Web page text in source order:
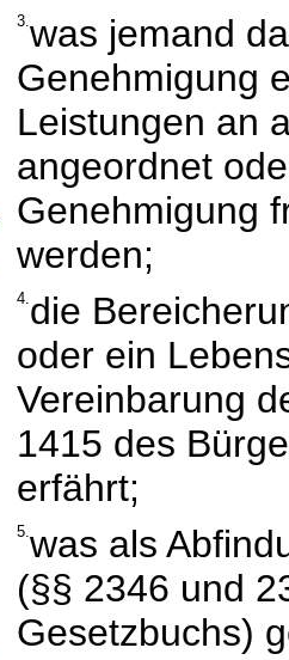
3.was jemand
Genehmigung
Leistungen an
angeordnet
Genehmigung
werden;
4.die
oder ein
Vereinbarung
1415 des
erfährt;
5.was als
(§§ 2346 und
Gesetzbuchs)